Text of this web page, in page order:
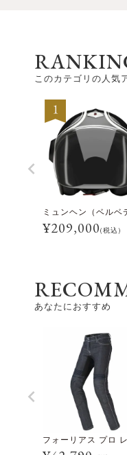
このカテゴリの人気
¥209,000(税込)
あなたにおすすめ
フォーリアス プロ